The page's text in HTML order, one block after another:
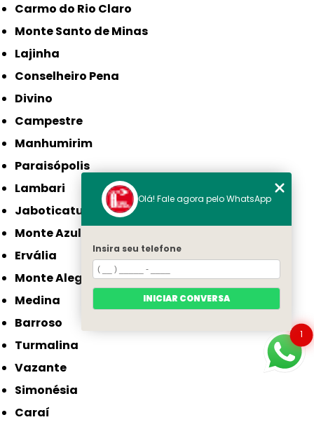
Carmo do Rio Claro
Monte Santo de Minas
Lajinha
Conselheiro Pena
Divino
Campestre
Manhumirim
Paraisópolis
Lambari
Jaboticatubas
Monte Azul
Ervália
Monte Alegre de Minas
Medina
Barroso
Turmalina
Vazante
Simonésia
Caraí
1
Olá! Fale agora pelo WhatsApp
Insira seu telefone
INICIAR CONVERSA